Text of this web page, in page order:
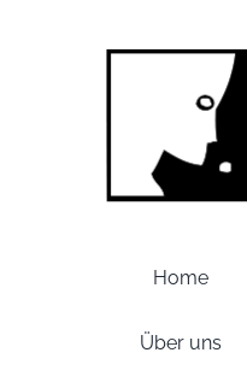
Home
Über uns